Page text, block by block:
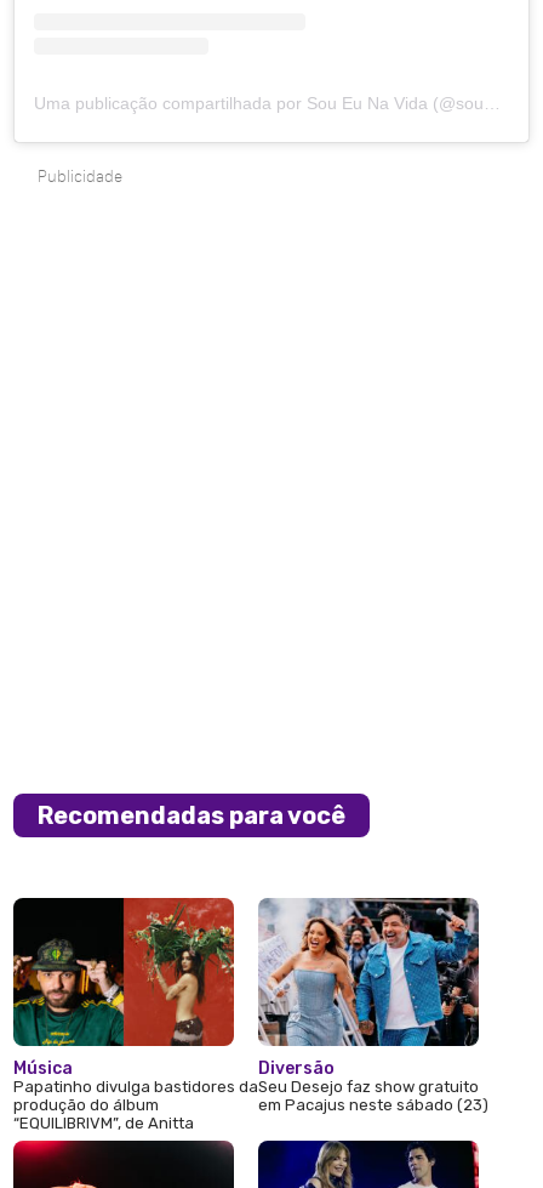
Publicidade
Recomendadas para você
Música
Papatinho divulga bastidores da
produção do álbum
“EQUILIBRIVM”, de Anitta
Diversão
Seu Desejo faz show gratuito
em Pacajus neste sábado (23)